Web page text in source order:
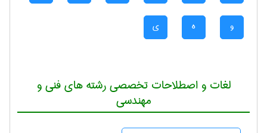
و ه ی
لغات و اصطلاحات تخصصی رشته های فنی و
مهندسی